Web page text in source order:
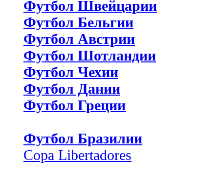
Футбол Швейцарии
Футбол Бельгии
Футбол Австрии
Футбол Шотландии
Футбол Чехии
Футбол Дании
Футбол Греции
Футбол Бразилии
Copa Libertadores